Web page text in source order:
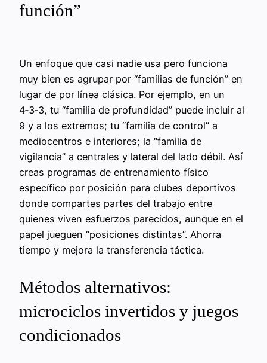
función”
Un enfoque que casi nadie usa pero funciona
muy bien es agrupar por “familias de función” en
lugar de por línea clásica. Por ejemplo, en un
4‑3‑3, tu “familia de profundidad” puede incluir al
9 y a los extremos; tu “familia de control” a
mediocentros e interiores; la “familia de
vigilancia” a centrales y lateral del lado débil. Así
creas programas de entrenamiento físico
específico por posición para clubes deportivos
donde compartes partes del trabajo entre
quienes viven esfuerzos parecidos, aunque en el
papel jueguen “posiciones distintas”. Ahorra
tiempo y mejora la transferencia táctica.
Métodos alternativos:
microciclos invertidos y juegos
condicionados